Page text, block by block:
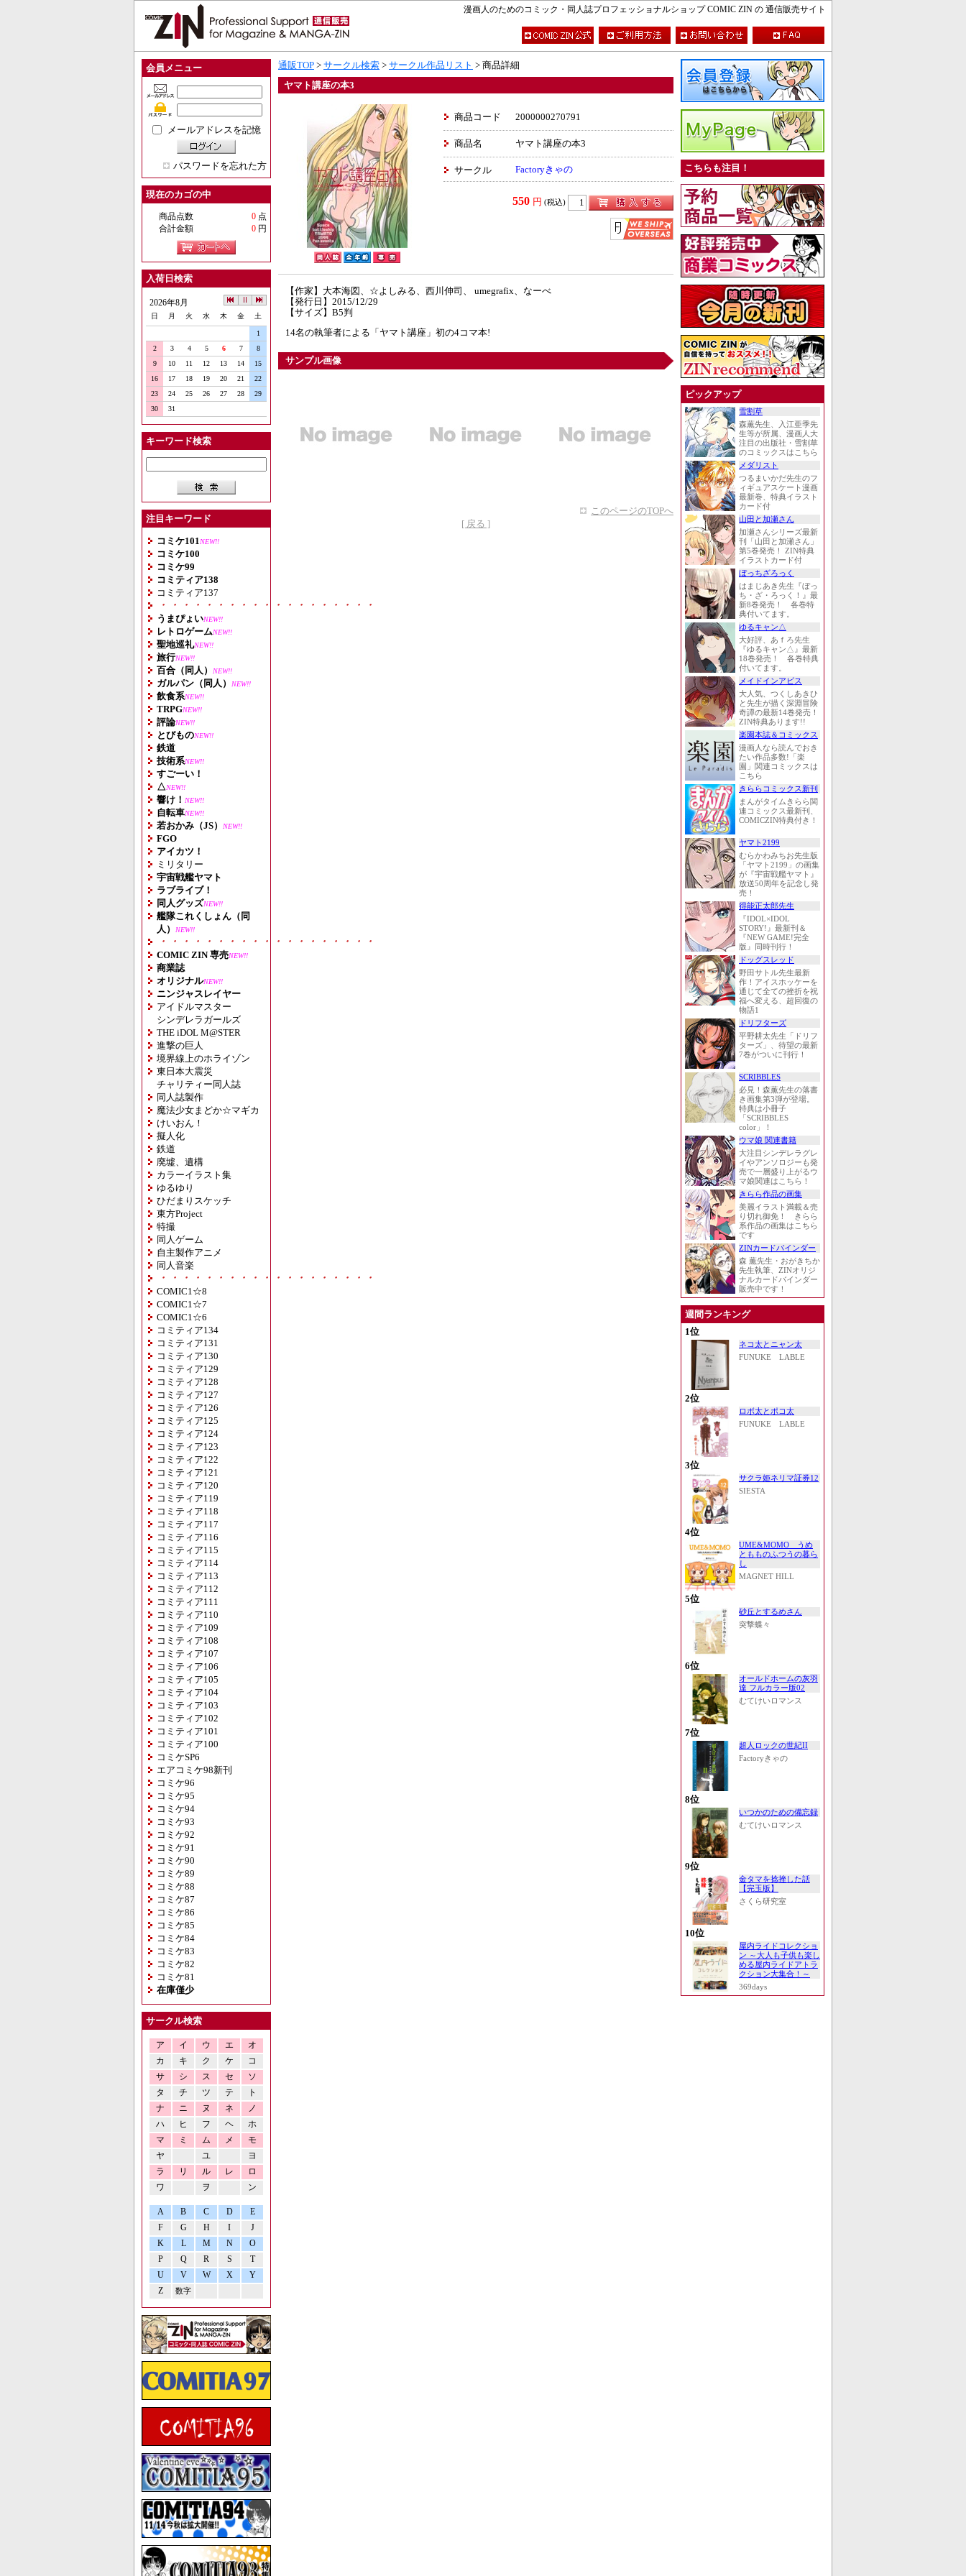
漫画人のためのコミック・同人誌プロフェッショナルショップ COMIC ZIN の 通信販売サイト
会員メニュー
メールアドレスを記憶
パスワードを忘れた方
現在のカゴの中
商品点数 0 点
合計金額
0 円
入荷日検索
2026年8月
日 月 火 水 木 金 土
1
2
3 4 5 6 7
8
9
10 11 12 13 14
15
16
17 18 19 20 21
22
23
24 25 26 27 28
29
30
31
キーワード検索
注目キーワード
コミケ101 NEW!!
コミケ100
コミケ99
コミティア138
コミティア137
・・・・・・・・・・・・・・・・・・・
うまぴょいNEW!!
レトロゲームNEW!!
聖地巡礼NEW!!
旅行NEW!!
百合（同人） NEW!!
ガルパン（同人） NEW!!
飲食系NEW!!
TRPGNEW!!
評論NEW!!
とびものNEW!!
鉄道
技術系NEW!!
すごーい！
△NEW!!
響け！ NEW!!
自転車NEW!!
若おかみ（JS） NEW!!
FGO
アイカツ！
ミリタリー
宇宙戦艦ヤマト
ラブライブ！
同人グッズNEW!!
艦隊これくしょん（同
人）
NEW!!
・・・・・・・・・・・・・・・・・・・
COMIC ZIN 専売NEW!!
商業誌
オリジナルNEW!!
ニンジャスレイヤー
アイドルマスター
シンデレラガールズ
THE iDOL M@STER
進撃の巨人
境界線上のホライゾン
東日本大震災
チャリティー同人誌
同人誌製作
魔法少女まどか☆マギカ
けいおん！
擬人化
鉄道
廃墟、遺構
カラーイラスト集
ゆるゆり
ひだまりスケッチ
東方Project
特撮
同人ゲーム
自主製作アニメ
同人音楽
・・・・・・・・・・・・・・・・・・・
COMIC1☆8
COMIC1☆7
COMIC1☆6
コミティア134
コミティア131
コミティア130
コミティア129
コミティア128
コミティア127
コミティア126
コミティア125
コミティア124
コミティア123
コミティア122
コミティア121
コミティア120
コミティア119
コミティア118
コミティア117
コミティア116
コミティア115
コミティア114
コミティア113
コミティア112
コミティア111
コミティア110
コミティア109
コミティア108
コミティア107
コミティア106
コミティア105
コミティア104
コミティア103
コミティア102
コミティア101
コミティア100
コミケSP6
エアコミケ98新刊
コミケ96
コミケ95
コミケ94
コミケ93
コミケ92
コミケ91
コミケ90
コミケ89
コミケ88
コミケ87
コミケ86
コミケ85
コミケ84
コミケ83
コミケ82
コミケ81
在庫僅少
サークル検索
ア イ ウ エ
オ
カ
キ ク ケ
コ
サ
シ ス セ
ソ
タ
チ ツ テ
ト
ナ
ニ ヌ ネ
ノ
ハ
ヒ フ ヘ
ホ
マ
ミ ム メ
モ
ヤ
ユ
ヨ
ラ
リ ル レ
ロ
ワ
ヲ ン
A B C D
E
F
G H I
J
K
L M N
O
P
Q R S
T
U
V W X
Y
Z
数字
通販TOP > サークル検索 > サークル作品リスト > 商品詳細
ヤマト講座の本3
商品コード 2000000270791
商品名 ヤマト講座の本3
サークル Factoryきゃの
550 円 (税込)
【作家】大本海図、☆よしみる、西川伸司、 umegrafix、なーべ
【発行日】2015/12/29
【サイズ】B5判
14名の執筆者による「ヤマト講座」初の4コマ本!
サンプル画像
このページのTOPへ
[ 戻る ]
こちらも注目！
ピックアップ
雪割草
森薫先生、入江亜季先
生等が所属、漫画人大
注目の出版社・雪割草
のコミックスはこちら
メダリスト
つるまいかだ先生のフ
ィギュアスケート漫画
最新巻、特典イラスト
カード付
山田と加瀬さん
加瀬さんシリーズ最新
刊「山田と加瀬さん」
第5巻発売！ ZIN特典
イラストカード付
ぼっちざろっく
はまじあき先生『ぼっ
ち・ざ・ろっく！』最
新8巻発売！ 各巻特
典付いてます。
ゆるキャン△
大好評、あｆろ先生
『ゆるキャン△』最新
18巻発売！ 各巻特典
付いてます。
メイドインアビス
大人気、つくしあきひ
と先生が描く深淵冒険
奇譚の最新14巻発売！
ZIN特典あります!!
楽園本誌＆コミックス
漫画人なら読んでおき
たい作品多数!「楽
園」関連コミックスは
こちら
きららコミックス新刊
まんがタイムきらら関
連コミックス最新刊、
COMICZIN特典付き！
ヤマト2199
むらかわみちお先生版
「ヤマト2199」の画集
が『宇宙戦艦ヤマト』
放送50周年を記念し発
売！
得能正太郎先生
『IDOL×IDOL
STORY!』最新刊＆
『NEW GAME!完全
版』同時刊行！
ドッグスレッド
野田サトル先生最新
作！アイスホッケーを
通じて全ての挫折を祝
福へ変える、超回復の
物語1
ドリフターズ
平野耕太先生「ドリフ
ターズ」、待望の最新
7巻がついに刊行！
SCRIBBLES
必見！森薫先生の落書
き画集第3弾が登場。
特典は小冊子
「SCRIBBLES
color」！
ウマ娘 関連書籍
大注目シンデレラグレ
イやアンソロジーも発
売で一層盛り上がるウ
マ娘関連はこちら！
きらら作品の画集
美麗イラスト満載＆売
り切れ御免！ きらら
系作品の画集はこちら
です
ZINカードバインダー
森 薫先生・おがきちか
先生執筆、ZINオリジ
ナルカードバインダー
販売中です！
週間ランキング
1位
ネコ太とニャン太
FUNUKE LABLE
2位
ロボ太とポコ太
FUNUKE LABLE
3位
サクラ姫ネリマ証券12
SIESTA
4位
UME&MOMO うめ
ともものふつうの暮ら
し
MAGNET HILL
5位
砂丘とするめさん
突撃蝶々
6位
オールドホームの灰羽
達 フルカラー版02
むてけいロマンス
7位
超人ロックの世紀II
Factoryきゃの
8位
いつかのための備忘録
むてけいロマンス
9位
金タマを捻挫した話
【完玉版】
さくら研究室
10位
屋内ライドコレクショ
ン ～大人も子供も楽し
める屋内ライドアトラ
クション大集合！～
369days